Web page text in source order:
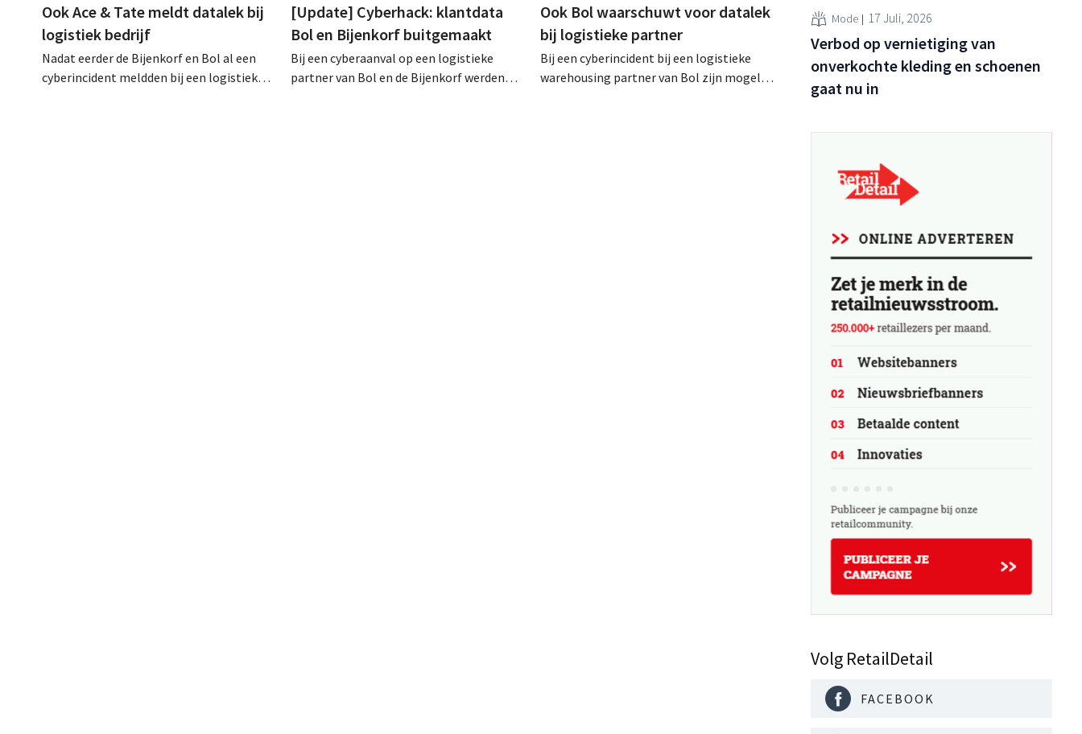
Ook Ace & Tate meldt datalek bij
logistiek bedrijf
Nadat eerder de Bijenkorf en Bol al een
cyberincident meldden bij een logistieke
[Update] Cyberhack: klantdata
Bol en Bijenkorf buitgemaakt
Bij een cyberaanval op een logistieke
partner van Bol en de Bijenkorf werden
Ook Bol waarschuwt voor datalek
bij logistieke partner
Bij een cyberincident bij een logistieke
warehousing partner van Bol zijn mogelijk
Mode 17 Juli, 2026
Verbod op vernietiging van
onverkochte kleding en schoenen
gaat nu in
Volg RetailDetail
FACEBOOK